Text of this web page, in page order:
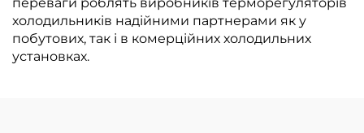
холодильників надійними партнерами як у
побутових, так і в комерційних холодильних
установках.